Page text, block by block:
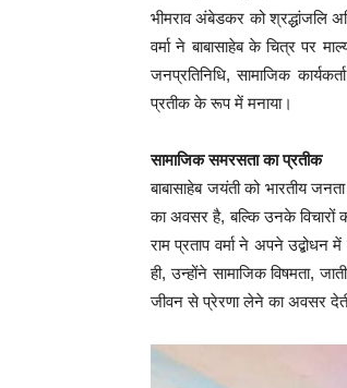
भीमराव अंबेडकर को श्रद्धांजलि
वर्मा ने बाबासाहेब के चित्र पर
जनप्रतिनिधि, सामाजिक
प्रतीक के रूप में मनाया।
सामाजिक समरसता का प्रतीक
बाबासाहेब जयंती को भारतीय
का अवसर है, बल्कि उनके
राम प्रताप वर्मा ने अपने
ही, उन्होंने सामाजिक विषमता,
जीवन से प्रेरणा लेने का अवसर